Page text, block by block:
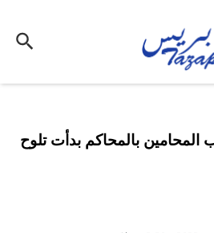
المحامين بالمحاكم بدأت تلوح